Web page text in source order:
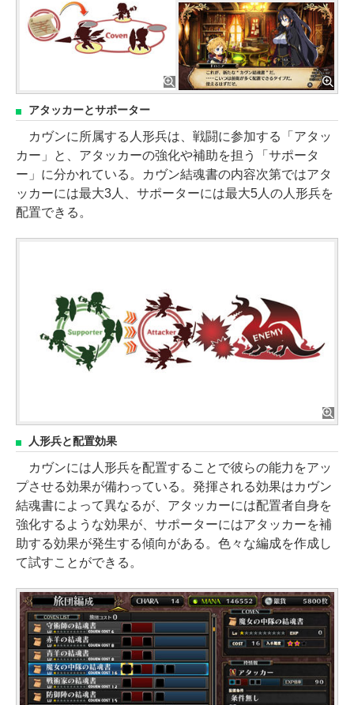
アタッカーとサポーター
カヴンに所属する人形兵は、戦闘に参加する「アタッ
カー」と、アタッカーの強化や補助を担う「サポータ
ー」に分かれている。カヴン結魂書の内容次第ではアタ
ッカーには最大3人、サポーターには最大5人の人形兵を
配置できる。
人形兵と配置効果
カヴンには人形兵を配置することで彼らの能力をアッ
プさせる効果が備わっている。発揮される効果はカヴン
結魂書によって異なるが、アタッカーには配置者自身を
強化するような効果が、サポーターにはアタッカーを補
助する効果が発生する傾向がある。色々な編成を作成し
て試すことができる。